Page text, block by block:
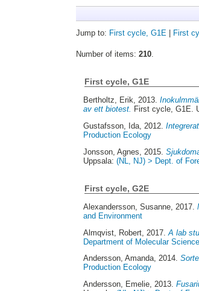
Jump to: First cycle, G1E| First
Number of items: 210.
First cycle, G1E
Bertholtz, Erik, 2013.
av ett biotest. First cycle, G1E.
Gustafsson, Ida , 2012.
Production Ecology
Jonsson, Agnes , 2015.
Uppsala:(NL, NJ) > Dept. of
First cycle, G2E
Alexandersson, Susanne , 2017.
and Environment
Almqvist, Robert , 2017.A lab
Department of Molecular
Andersson, Amanda, 2014.
Production Ecology
Andersson, Emelie, 2013.